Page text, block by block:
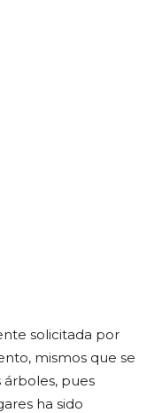
solicitada por
mismos que se
pues
ha sido